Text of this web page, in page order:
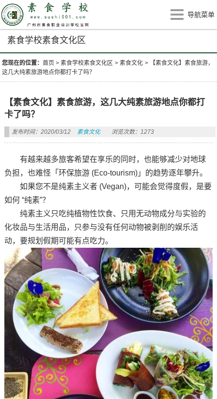
导航菜单
素食学校素食文化区
您现在的位置：首页 >素食学校素食文化区 >素食文化 >
【素食文化】素食旅游，
这几大纯素旅游地点你都打卡了吗？
【素食文化】素食旅游，这几大纯素旅游地点你都打
卡了吗？
发布时间：2020/03/12 素食文化 浏览次数：1273
有越来越多旅客希望在享乐的同时，也能够减少对地球
负担，也难怪「环保旅游 (Eco-tourism)」的趋势逐年攀升。
如果您不是纯素主义者 (Vegan)，可能会觉得度假，是要
如何 “纯素”？
纯素主义只吃纯植物性饮食、只用无动物成分与实验的
化妆品与生活用品，只参与没有任何动物被剥削的娱乐活
动，要规划假期可能有点吃力。